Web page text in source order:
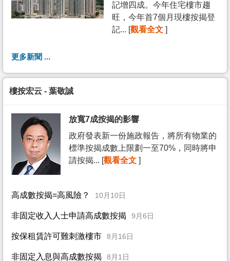
記增四成。今年住宅樓市趨
旺，今年首7個月現樓按揭登
記... [觀看全文 ]
更多新聞 ...
樓按宏云 - 葉敬誠
放寬7成按揭的影響
政府發表新一份施政報告，將所有物業的
標準按揭成數上限劃一至70%，同時將申
請按揭... [觀看全文 ]
高成數按揭=高風險？ 10月10日
非固定收入人士申請高成數按揭 9月6日
按保租賃許可難刺激樓市 8月16日
非固定入息與高成數按揭 8月1日